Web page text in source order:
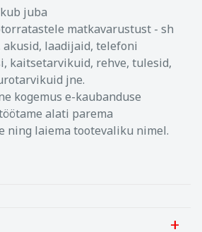
juba
matkavarustust - sh
laadijaid, telefoni
kaitsetarvikuid, rehve, tulesid,
jne.
kogemus e-kaubanduse
alati parema
ning laiema tootevaliku nimel.